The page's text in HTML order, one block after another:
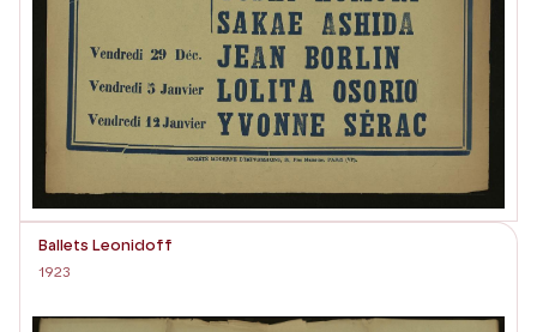
Ballets Leonidoff
1923